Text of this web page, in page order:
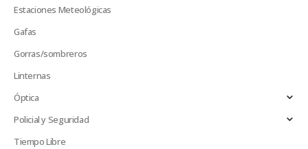
Estaciones Meteológicas
Gafas
Gorras/sombreros
Linternas
Óptica
Policial y Seguridad
Tiempo Libre